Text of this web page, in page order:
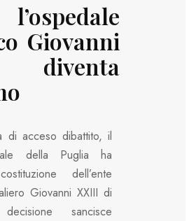
Giovanni
di acceso dibattito, il
della Puglia ha
dell’ente
Giovanni XXIII di
sancisce